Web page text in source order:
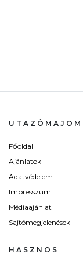
UTAZÓMAJOM
Főoldal
Ajánlatok
Adatvédelem
Impresszum
Médiaajánlat
Sajtómegjelenések
HASZNOS